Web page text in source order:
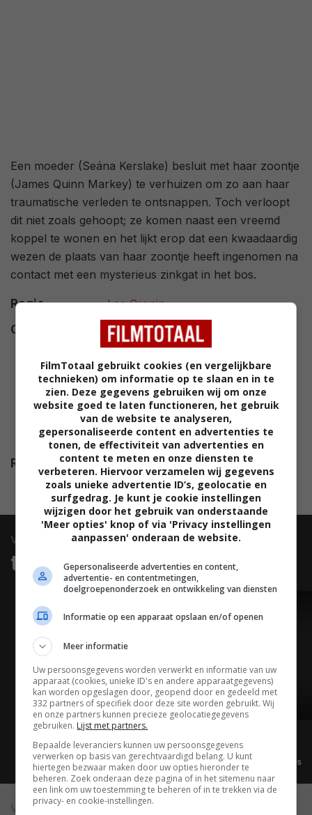
Een moeder (Seána Kerslake) besluit met haar zoontje
(James Quinn Markey) te verhuizen om zo aan haar
traumatische verleden te ontsnappen. Toch verloopt
dit niet zoals gehoopt; ze komen naast een vreemd
koppel te wonen en het lijkt erop dat een kwaadaardig
wezen de plaats van haar zoontje heeft ingenomen na
contact met een mysterieus zinkgat in het bos.
Regie Lee Cronin.
Cast
James Cosmo ,Kati Outinen
Eoin Macken,Simone Kirby
David Crowley ,Seána Kerslake
Steve Wall,James Quinn
Markey ,Sarah Hanly,Bennett
Andrew,John Quinn,Chloe
Grogan,Miro Lopperi .
Release
25.01.2019
video
trailers & clips
02:18
TRAILER
Alle video's
video
FilmTotaal gebruikt cookies (en vergelijkbare
technieken) om informatie op te slaan en in te
zien. Deze gegevens gebruiken wij om onze
website goed te laten functioneren, het gebruik
van de website te analyseren,
gepersonaliseerde content en advertenties te
tonen, de effectiviteit van advertenties en
content te meten en onze diensten te
verbeteren. Hiervoor verzamelen wij gegevens
zoals unieke advertentie ID’s, geolocatie en
surfgedrag. Je kunt je cookie instellingen
wijzigen door het gebruik van onderstaande
'Meer opties' knop of via 'Privacy instellingen
aanpassen' onderaan de website.
Gepersonaliseerde advertenties en content,
advertentie- en contentmetingen,
doelgroepenonderzoek en ontwikkeling van diensten
Informatie op een apparaat opslaan en/of openen
Meer informatie
Uw persoonsgegevens worden verwerkt en informatie van uw
apparaat (cookies, unieke ID's en andere apparaatgegevens)
kan worden opgeslagen door, geopend door en gedeeld met
332 partners of specifiek door deze site worden gebruikt. Wij
en onze partners kunnen precieze geolocatiegegevens
gebruiken. Lijst met partners.
Bepaalde leveranciers kunnen uw persoonsgegevens
verwerken op basis van gerechtvaardigd belang. U kunt
hiertegen bezwaar maken door uw opties hieronder te
beheren. Zoek onderaan deze pagina of in het sitemenu naar
een link om uw toestemming te beheren of in te trekken via de
privacy- en cookie-instellingen.